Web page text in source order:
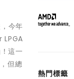
今年
LPGA
這一
但總
熱門標籤